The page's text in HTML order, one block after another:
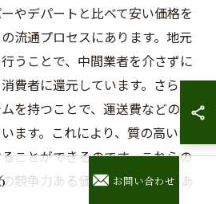
やデパートと比べて安い価格を
流通プロセスにあります。地元
うことで、中間業者を介さずに
費者に還元しています。さら
を持つことで、運送費などの余
ます。これにより、質の高い肉
ことができるのです。これらの
競争力ある価格設定の背景にあ
お問い合わせ